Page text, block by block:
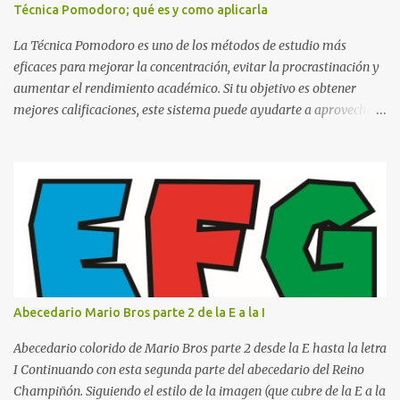
escrito La clase, materia ó asignatura Grupo Nombre del maestro
o catedrático Ciudad y fecha...
Técnica Pomodoro; qué es y como aplicarla
La Técnica Pomodoro es uno de los métodos de estudio más
eficaces para mejorar la concentración, evitar la procrastinación y
aumentar el rendimiento académico. Si tu objetivo es obtener
mejores calificaciones, este sistema puede ayudarte a aprovechar
creado para mejorar la concentración y la productividad. Consiste
en dividir el estudio en bloques cortos de trabajo intenso,
separados por pequeños descansos que ayudan al cerebro a
recuperarse. A diferencia de estudiar durante horas seguidas, este
sistema aprovecha la capacidad natural del cerebro para
mantener la atención durante periodos limitados, lo que permite
aprender más en menos tiempo y recordar mejor la información.
Si alguna vez has sentido que pasas muchas horas frente a los
libros pero aprendes poco, la Técnica Pomodoro puede marcar u...
Abecedario Mario Bros parte 2 de la E a la I
Abecedario colorido de Mario Bros parte 2 desde la E hasta la letra
I Continuando con esta segunda parte del abecedario del Reino
Champiñón. Siguiendo el estilo de la imagen (que cubre de la E a la